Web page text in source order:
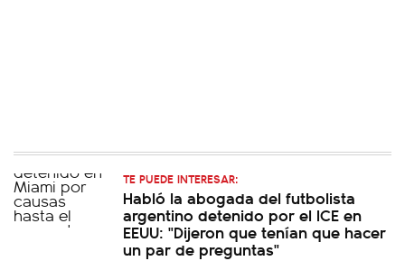
TE PUEDE INTERESAR:
Habló la abogada del futbolista
argentino detenido por el ICE en
EEUU: "Dijeron que tenían que hacer
un par de preguntas"